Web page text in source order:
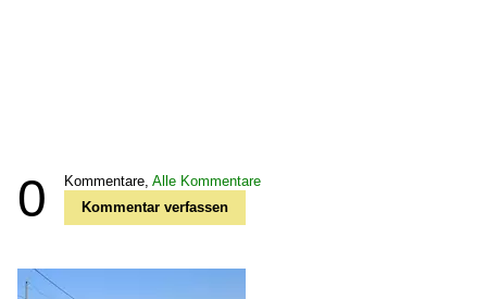
0 Kommentare, Alle Kommentare
Kommentar verfassen